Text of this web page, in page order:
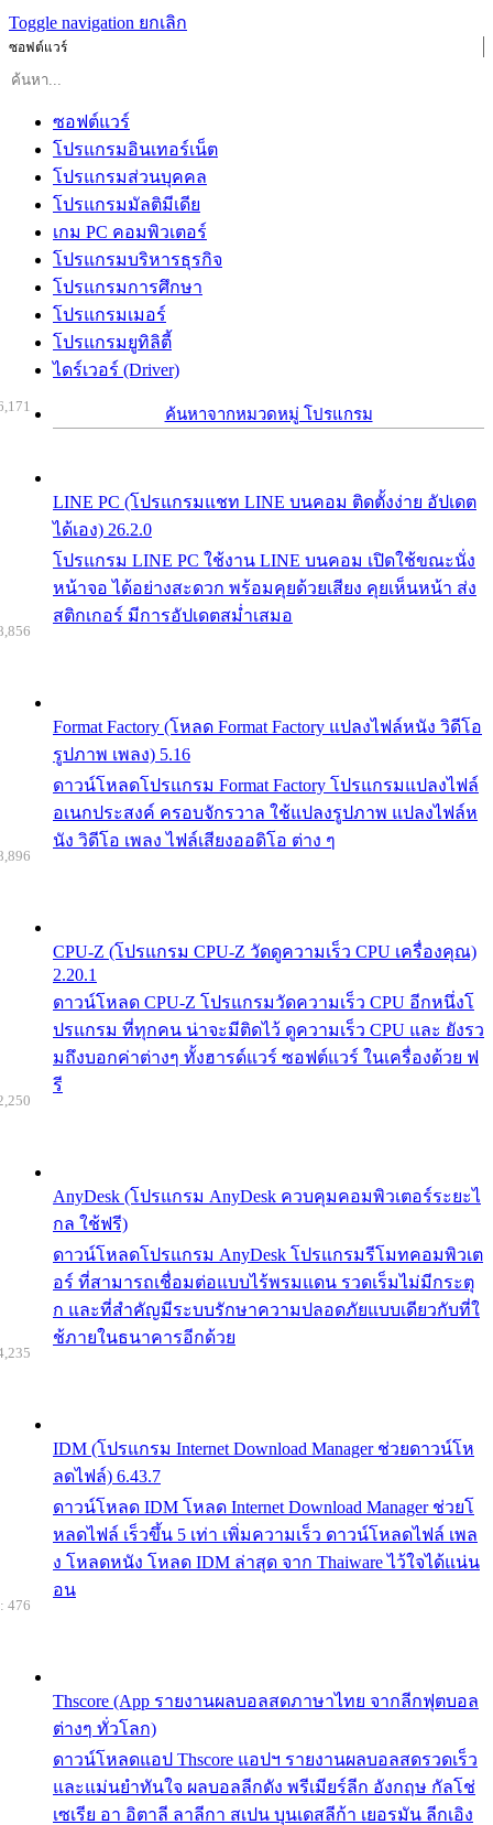
Toggle navigation ยกเลิก
ซอฟต์แวร์
ซอฟต์แวร์
โปรแกรมอินเทอร์เน็ต
โปรแกรมส่วนบุคคล
โปรแกรมมัลติมีเดีย
เกม PC คอมพิวเตอร์
โปรแกรมบริหารธุรกิจ
โปรแกรมการศึกษา
โปรแกรมเมอร์
โปรแกรมยูทิลิตี้
ไดร์เวอร์ (Driver)
ค้นหาจากหมวดหมู่ โปรแกรม
LINE PC (โปรแกรมแชท LINE บนคอม ติดตั้งง่าย อัปเดต
ได้เอง) 26.2.0
โปรแกรม LINE PC ใช้งาน LINE บนคอม เปิดใช้ขณะนั่ง
หน้าจอ ได้อย่างสะดวก พร้อมคุยด้วยเสียง คุยเห็นหน้า ส่ง
สติกเกอร์ มีการอัปเดตสม่ำเสมอ
Format Factory (โหลด Format Factory แปลงไฟล์หนัง วิดีโอ
รูปภาพ เพลง) 5.16
ดาวน์โหลดโปรแกรม Format Factory โปรแกรมแปลงไฟล์
อเนกประสงค์ ครอบจักรวาล ใช้แปลงรูปภาพ แปลงไฟล์ห
นัง วิดีโอ เพลง ไฟล์เสียงออดิโอ ต่าง ๆ
CPU-Z (โปรแกรม CPU-Z วัดดูความเร็ว CPU เครื่องคุณ)
2.20.1
ดาวน์โหลด CPU-Z โปรแกรมวัดความเร็ว CPU อีกหนึ่งโ
ปรแกรม ที่ทุกคน น่าจะมีติดไว้ ดูความเร็ว CPU และ ยังรว
มถึงบอกค่าต่างๆ ทั้งฮารด์แวร์ ซอฟต์แวร์ ในเครื่องด้วย ฟ
รี
AnyDesk (โปรแกรม AnyDesk ควบคุมคอมพิวเตอร์ระยะไ
กล ใช้ฟรี)
ดาวน์โหลดโปรแกรม AnyDesk โปรแกรมรีโมทคอมพิวเต
อร์ ที่สามารถเชื่อมต่อแบบไร้พรมแดน รวดเร็มไม่มีกระตุ
ก และที่สำคัญมีระบบรักษาความปลอดภัยแบบเดียวกับที่ใ
ช้ภายในธนาคารอีกด้วย
IDM (โปรแกรม Internet Download Manager ช่วยดาวน์โห
ลดไฟล์) 6.43.7
ดาวน์โหลด IDM โหลด Internet Download Manager ช่วยโ
หลดไฟล์ เร็วขึ้น 5 เท่า เพิ่มความเร็ว ดาวน์โหลดไฟล์ เพล
ง โหลดหนัง โหลด IDM ล่าสุด จาก Thaiware ไว้ใจได้แน่น
อน
Thscore (App รายงานผลบอลสดภาษาไทย จากลีกฟุตบอล
ต่างๆ ทั่วโลก)
ดาวน์โหลดแอป Thscore แอปฯ รายงานผลบอลสดรวดเร็ว
และแม่นยำทันใจ ผลบอลลีกดัง พรีเมียร์ลีก อังกฤษ กัลโช่
เซเรีย อา อิตาลี ลาลีกา สเปน บุนเดสลีก้า เยอรมัน ลีกเอิง
476